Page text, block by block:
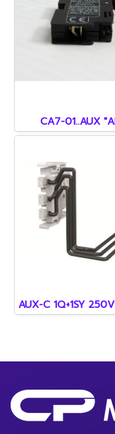
CA7-01..AUX